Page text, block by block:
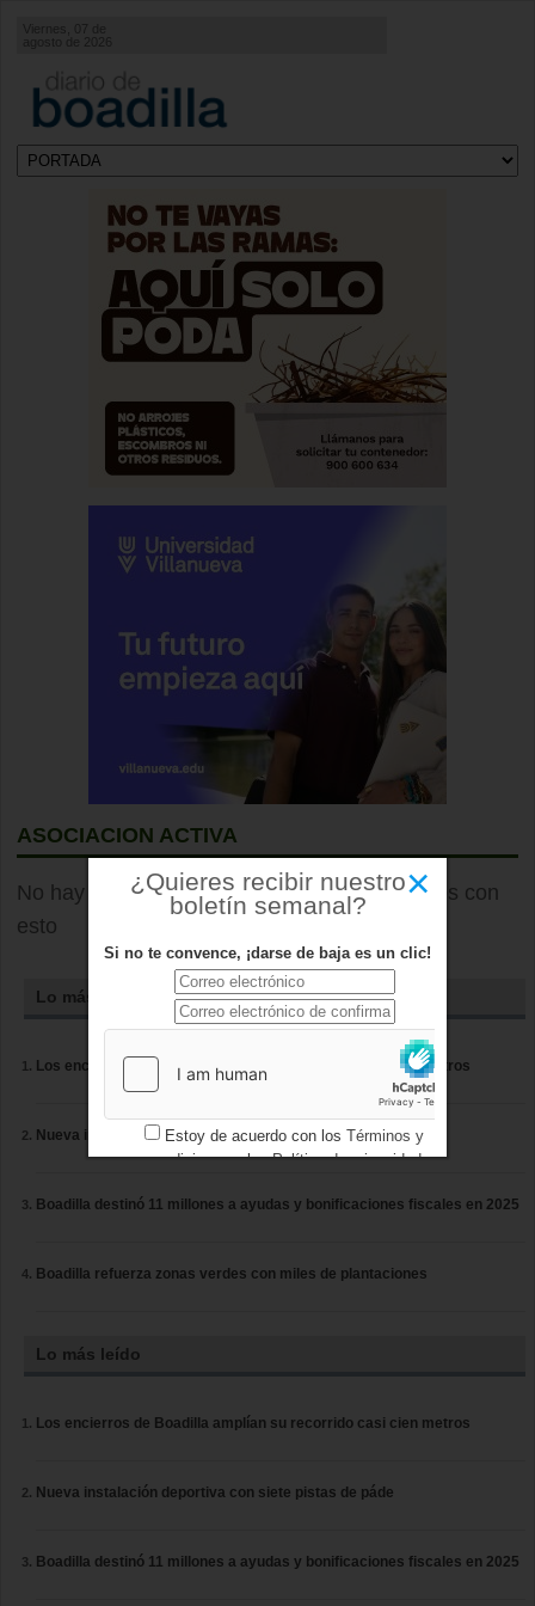
agosto de 2026
ASOCIACION ACTIVA
No hay elementos que hayan sido etiquetados con
esto
Lo más leído
Los encierros de Boadilla amplían su recorrido casi cien metros
Nueva instalación deportiva con siete pistas de páde
Boadilla destinó 11 millones a ayudas y bonificaciones fiscales en 2025
Boadilla refuerza zonas verdes con miles de plantaciones
Lo más leído
Los encierros de Boadilla amplían su recorrido casi cien metros
Nueva instalación deportiva con siete pistas de páde
Boadilla destinó 11 millones a ayudas y bonificaciones fiscales en 2025
×
¿Quieres recibir nuestro
boletín semanal?
Si no te convence, ¡darse de baja es un clic!
Estoy de acuerdo con los Términos y
condicionesy losPolítica de privacidad